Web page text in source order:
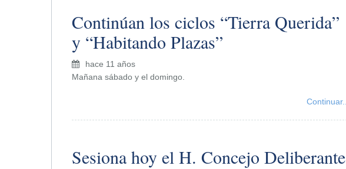
Continúan los ciclos “Tierra Querida”
y “Habitando Plazas”
hace 11 años
Mañana sábado y el domingo.
Continuar...
Sesiona hoy el H. Concejo Deliberante